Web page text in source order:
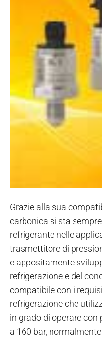
Grazie alla sua
carbonica si sta
refrigerante nelle
trasmettitore di
e appositamente
refrigerazione e del
compatibile con i
refrigerazione che
in grado di operare con
a 160 bar,